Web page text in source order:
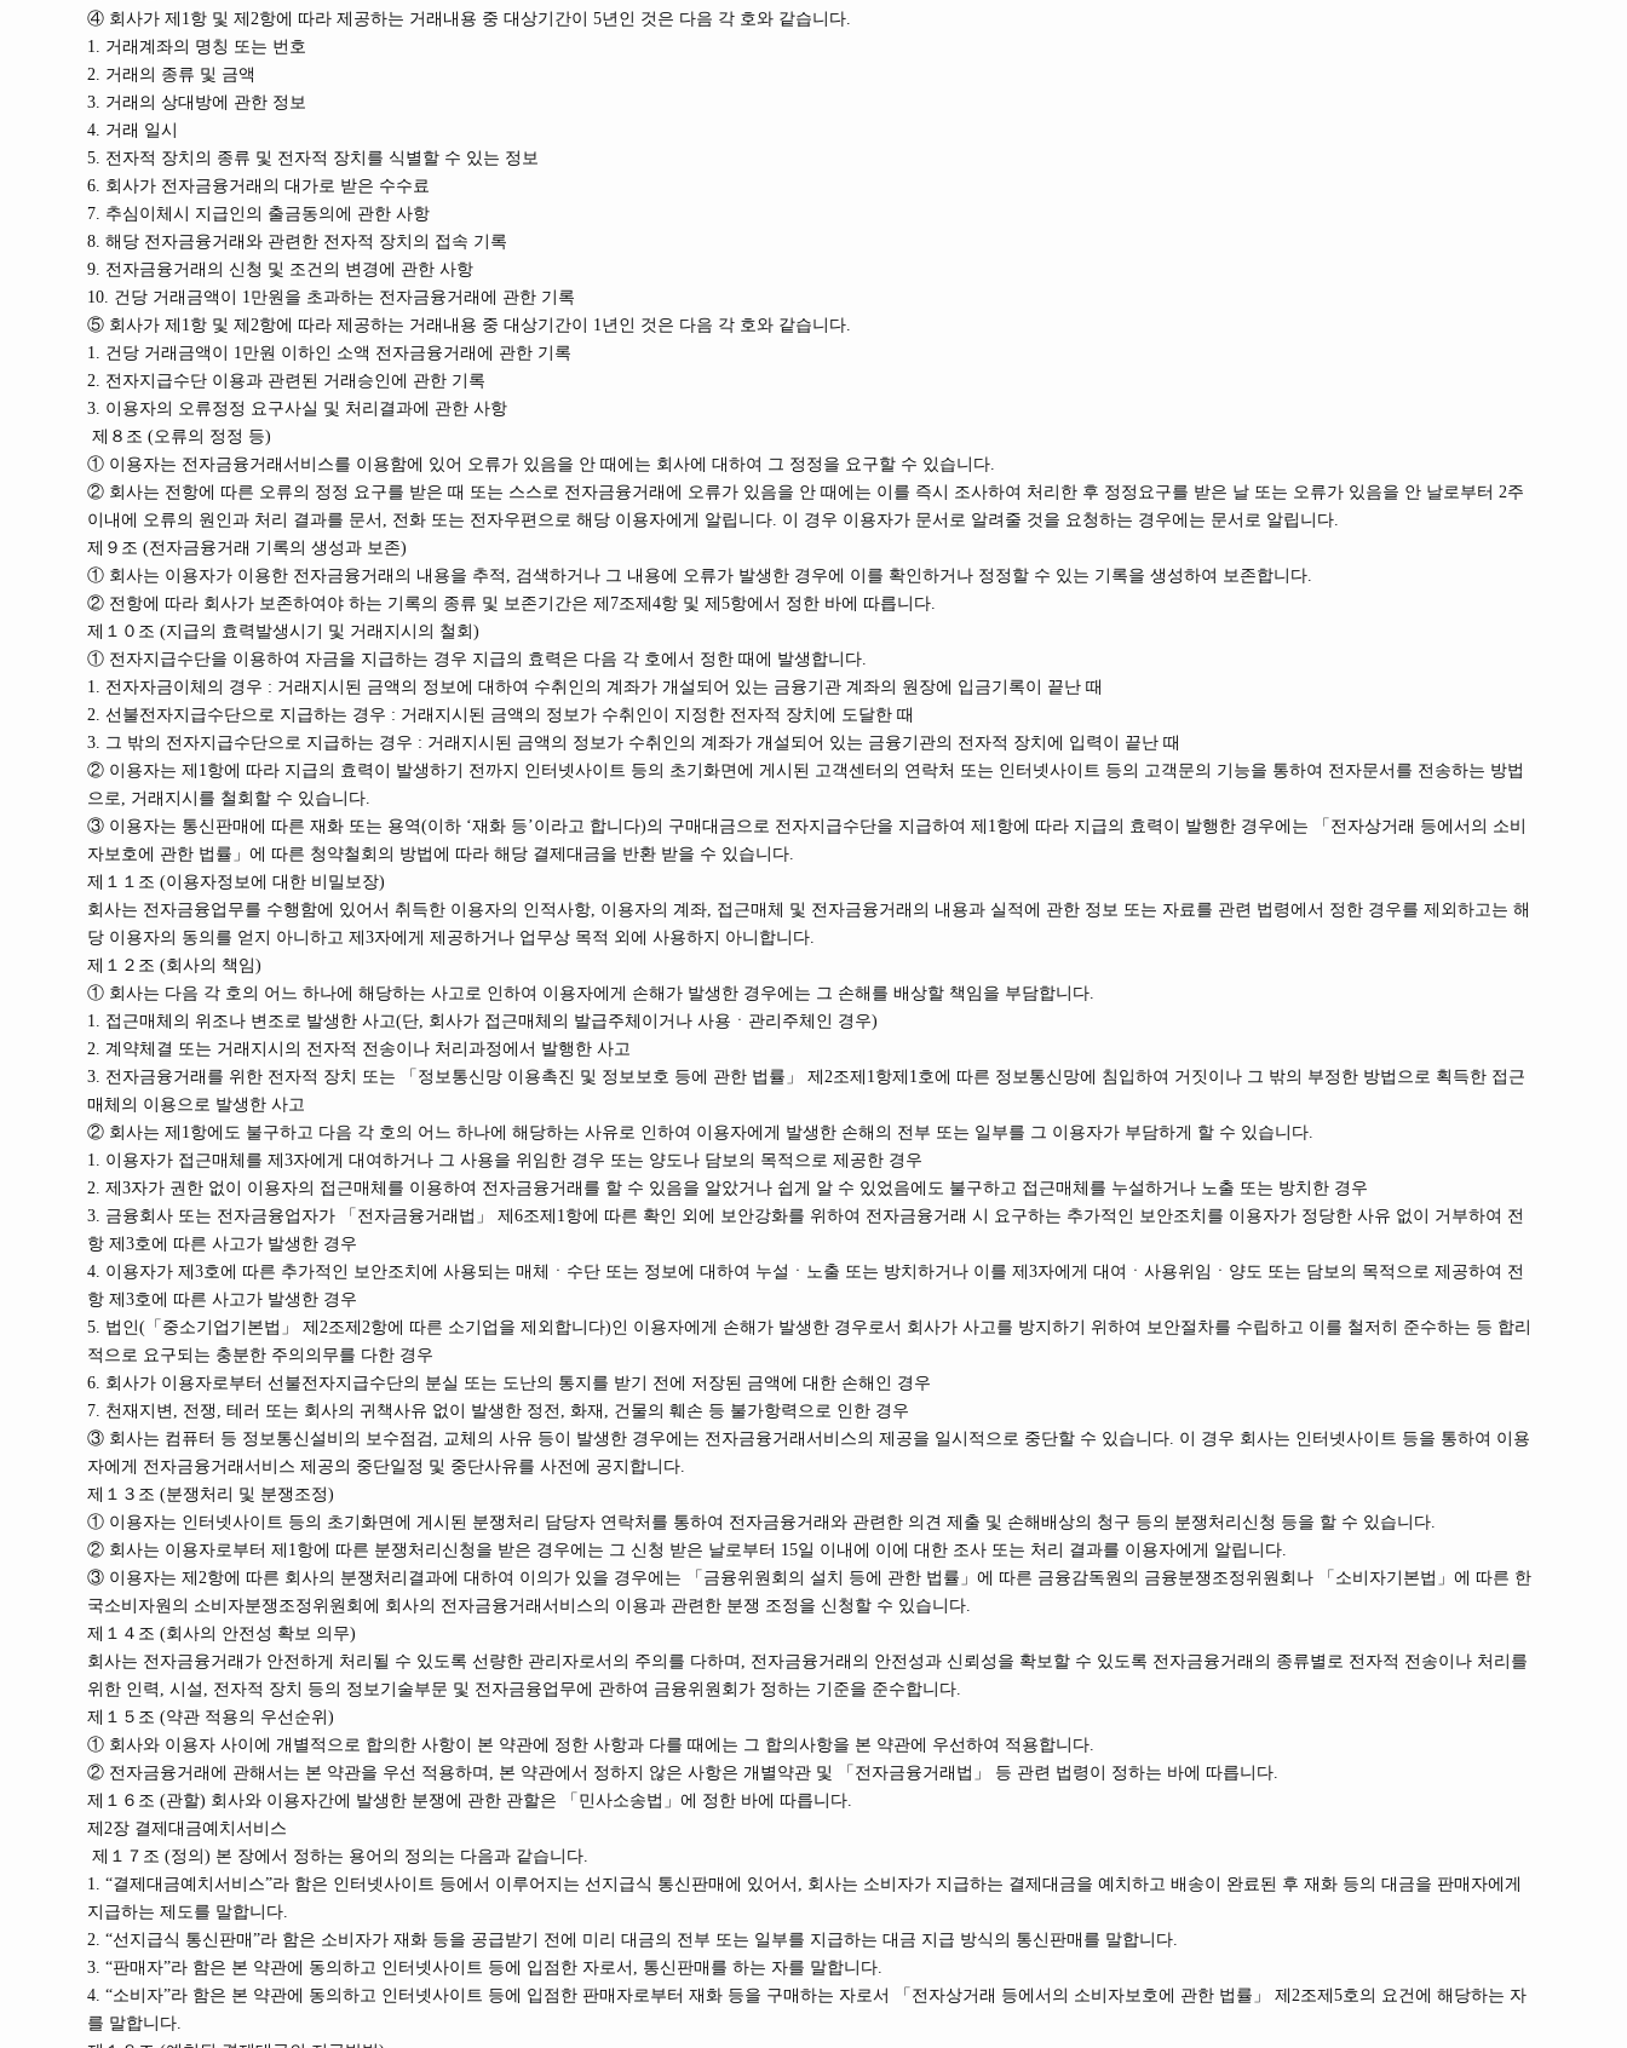
④ 회사가 제1항 및 제2항에 따라 제공하는 거래내용 중 대상기간이 5년인 것은 다음 각 호와 같습니다.
1. 거래계좌의 명칭 또는 번호
2. 거래의 종류 및 금액
3. 거래의 상대방에 관한 정보
4. 거래 일시
5. 전자적 장치의 종류 및 전자적 장치를 식별할 수 있는 정보
6. 회사가 전자금융거래의 대가로 받은 수수료
7. 추심이체시 지급인의 출금동의에 관한 사항
8. 해당 전자금융거래와 관련한 전자적 장치의 접속 기록
9. 전자금융거래의 신청 및 조건의 변경에 관한 사항
10. 건당 거래금액이 1만원을 초과하는 전자금융거래에 관한 기록
⑤ 회사가 제1항 및 제2항에 따라 제공하는 거래내용 중 대상기간이 1년인 것은 다음 각 호와 같습니다.
1. 건당 거래금액이 1만원 이하인 소액 전자금융거래에 관한 기록
2. 전자지급수단 이용과 관련된 거래승인에 관한 기록
3. 이용자의 오류정정 요구사실 및 처리결과에 관한 사항
제８조 (오류의 정정 등)
① 이용자는 전자금융거래서비스를 이용함에 있어 오류가 있음을 안 때에는 회사에 대하여 그 정정을 요구할 수 있습니다.
② 회사는 전항에 따른 오류의 정정 요구를 받은 때 또는 스스로 전자금융거래에 오류가 있음을 안 때에는 이를 즉시 조사하여 처리한 후 정정요구를 받은 날 또는 오류가 있음을 안 날로부터 2주
이내에 오류의 원인과 처리 결과를 문서, 전화 또는 전자우편으로 해당 이용자에게 알립니다. 이 경우 이용자가 문서로 알려줄 것을 요청하는 경우에는 문서로 알립니다.
제９조 (전자금융거래 기록의 생성과 보존)
① 회사는 이용자가 이용한 전자금융거래의 내용을 추적, 검색하거나 그 내용에 오류가 발생한 경우에 이를 확인하거나 정정할 수 있는 기록을 생성하여 보존합니다.
② 전항에 따라 회사가 보존하여야 하는 기록의 종류 및 보존기간은 제7조제4항 및 제5항에서 정한 바에 따릅니다.
제１０조 (지급의 효력발생시기 및 거래지시의 철회)
① 전자지급수단을 이용하여 자금을 지급하는 경우 지급의 효력은 다음 각 호에서 정한 때에 발생합니다.
1. 전자자금이체의 경우 : 거래지시된 금액의 정보에 대하여 수취인의 계좌가 개설되어 있는 금융기관 계좌의 원장에 입금기록이 끝난 때
2. 선불전자지급수단으로 지급하는 경우 : 거래지시된 금액의 정보가 수취인이 지정한 전자적 장치에 도달한 때
3. 그 밖의 전자지급수단으로 지급하는 경우 : 거래지시된 금액의 정보가 수취인의 계좌가 개설되어 있는 금융기관의 전자적 장치에 입력이 끝난 때
② 이용자는 제1항에 따라 지급의 효력이 발생하기 전까지 인터넷사이트 등의 초기화면에 게시된 고객센터의 연락처 또는 인터넷사이트 등의 고객문의 기능을 통하여 전자문서를 전송하는 방법
으로, 거래지시를 철회할 수 있습니다.
③ 이용자는 통신판매에 따른 재화 또는 용역(이하 ‘재화 등’이라고 합니다)의 구매대금으로 전자지급수단을 지급하여 제1항에 따라 지급의 효력이 발행한 경우에는 「전자상거래 등에서의 소비
자보호에 관한 법률」에 따른 청약철회의 방법에 따라 해당 결제대금을 반환 받을 수 있습니다.
제１１조 (이용자정보에 대한 비밀보장)
회사는 전자금융업무를 수행함에 있어서 취득한 이용자의 인적사항, 이용자의 계좌, 접근매체 및 전자금융거래의 내용과 실적에 관한 정보 또는 자료를 관련 법령에서 정한 경우를 제외하고는 해
당 이용자의 동의를 얻지 아니하고 제3자에게 제공하거나 업무상 목적 외에 사용하지 아니합니다.
제１２조 (회사의 책임)
① 회사는 다음 각 호의 어느 하나에 해당하는 사고로 인하여 이용자에게 손해가 발생한 경우에는 그 손해를 배상할 책임을 부담합니다.
1. 접근매체의 위조나 변조로 발생한 사고(단, 회사가 접근매체의 발급주체이거나 사용ㆍ관리주체인 경우)
2. 계약체결 또는 거래지시의 전자적 전송이나 처리과정에서 발행한 사고
3. 전자금융거래를 위한 전자적 장치 또는 「정보통신망 이용촉진 및 정보보호 등에 관한 법률」 제2조제1항제1호에 따른 정보통신망에 침입하여 거짓이나 그 밖의 부정한 방법으로 획득한 접근
매체의 이용으로 발생한 사고
② 회사는 제1항에도 불구하고 다음 각 호의 어느 하나에 해당하는 사유로 인하여 이용자에게 발생한 손해의 전부 또는 일부를 그 이용자가 부담하게 할 수 있습니다.
1. 이용자가 접근매체를 제3자에게 대여하거나 그 사용을 위임한 경우 또는 양도나 담보의 목적으로 제공한 경우
2. 제3자가 권한 없이 이용자의 접근매체를 이용하여 전자금융거래를 할 수 있음을 알았거나 쉽게 알 수 있었음에도 불구하고 접근매체를 누설하거나 노출 또는 방치한 경우
3. 금융회사 또는 전자금융업자가 「전자금융거래법」 제6조제1항에 따른 확인 외에 보안강화를 위하여 전자금융거래 시 요구하는 추가적인 보안조치를 이용자가 정당한 사유 없이 거부하여 전
항 제3호에 따른 사고가 발생한 경우
4. 이용자가 제3호에 따른 추가적인 보안조치에 사용되는 매체ㆍ수단 또는 정보에 대하여 누설ㆍ노출 또는 방치하거나 이를 제3자에게 대여ㆍ사용위임ㆍ양도 또는 담보의 목적으로 제공하여 전
항 제3호에 따른 사고가 발생한 경우
5. 법인(「중소기업기본법」 제2조제2항에 따른 소기업을 제외합니다)인 이용자에게 손해가 발생한 경우로서 회사가 사고를 방지하기 위하여 보안절차를 수립하고 이를 철저히 준수하는 등 합리
적으로 요구되는 충분한 주의의무를 다한 경우
6. 회사가 이용자로부터 선불전자지급수단의 분실 또는 도난의 통지를 받기 전에 저장된 금액에 대한 손해인 경우
7. 천재지변, 전쟁, 테러 또는 회사의 귀책사유 없이 발생한 정전, 화재, 건물의 훼손 등 불가항력으로 인한 경우
③ 회사는 컴퓨터 등 정보통신설비의 보수점검, 교체의 사유 등이 발생한 경우에는 전자금융거래서비스의 제공을 일시적으로 중단할 수 있습니다. 이 경우 회사는 인터넷사이트 등을 통하여 이용
자에게 전자금융거래서비스 제공의 중단일정 및 중단사유를 사전에 공지합니다.
제１３조 (분쟁처리 및 분쟁조정)
① 이용자는 인터넷사이트 등의 초기화면에 게시된 분쟁처리 담당자 연락처를 통하여 전자금융거래와 관련한 의견 제출 및 손해배상의 청구 등의 분쟁처리신청 등을 할 수 있습니다.
② 회사는 이용자로부터 제1항에 따른 분쟁처리신청을 받은 경우에는 그 신청 받은 날로부터 15일 이내에 이에 대한 조사 또는 처리 결과를 이용자에게 알립니다.
③ 이용자는 제2항에 따른 회사의 분쟁처리결과에 대하여 이의가 있을 경우에는 「금융위원회의 설치 등에 관한 법률」에 따른 금융감독원의 금융분쟁조정위원회나 「소비자기본법」에 따른 한
국소비자원의 소비자분쟁조정위원회에 회사의 전자금융거래서비스의 이용과 관련한 분쟁 조정을 신청할 수 있습니다.
제１４조 (회사의 안전성 확보 의무)
회사는 전자금융거래가 안전하게 처리될 수 있도록 선량한 관리자로서의 주의를 다하며, 전자금융거래의 안전성과 신뢰성을 확보할 수 있도록 전자금융거래의 종류별로 전자적 전송이나 처리를
위한 인력, 시설, 전자적 장치 등의 정보기술부문 및 전자금융업무에 관하여 금융위원회가 정하는 기준을 준수합니다.
제１５조 (약관 적용의 우선순위)
① 회사와 이용자 사이에 개별적으로 합의한 사항이 본 약관에 정한 사항과 다를 때에는 그 합의사항을 본 약관에 우선하여 적용합니다.
② 전자금융거래에 관해서는 본 약관을 우선 적용하며, 본 약관에서 정하지 않은 사항은 개별약관 및 「전자금융거래법」 등 관련 법령이 정하는 바에 따릅니다.
제１６조 (관할) 회사와 이용자간에 발생한 분쟁에 관한 관할은 「민사소송법」에 정한 바에 따릅니다.
제2장 결제대금예치서비스
제１７조 (정의) 본 장에서 정하는 용어의 정의는 다음과 같습니다.
1. “결제대금예치서비스”라 함은 인터넷사이트 등에서 이루어지는 선지급식 통신판매에 있어서, 회사는 소비자가 지급하는 결제대금을 예치하고 배송이 완료된 후 재화 등의 대금을 판매자에게
지급하는 제도를 말합니다.
2. “선지급식 통신판매”라 함은 소비자가 재화 등을 공급받기 전에 미리 대금의 전부 또는 일부를 지급하는 대금 지급 방식의 통신판매를 말합니다.
3. “판매자”라 함은 본 약관에 동의하고 인터넷사이트 등에 입점한 자로서, 통신판매를 하는 자를 말합니다.
4. “소비자”라 함은 본 약관에 동의하고 인터넷사이트 등에 입점한 판매자로부터 재화 등을 구매하는 자로서 「전자상거래 등에서의 소비자보호에 관한 법률」 제2조제5호의 요건에 해당하는 자
를 말합니다.